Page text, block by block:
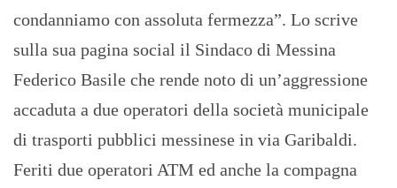
condanniamo con assoluta fermezza”. Lo scrive
sulla sua pagina social il Sindaco di Messina
Federico Basile che rende noto di un’aggressione
accaduta a due operatori della società municipale
di trasporti pubblici messinese in via Garibaldi.
Feriti due operatori ATM ed anche la compagna